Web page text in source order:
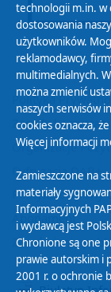
Polityka
Zasady
Organizacje
Cyfryzacja DAB+
Polityka ochrony
Abonament
Zamówienia
technologii m.in. w
dostosowania
użytkowników.
reklamodawcy,
multimedialnych.
można zmienić
naszych serwisów
cookies oznacza,
Więcej informacji
Zamieszczone na
materiały
Informacyjnych
i wydawcą jest
Chronione są one
prawie autorskim i
2001 r. o ochronie